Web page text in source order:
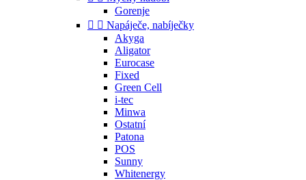
Gorenje
  Napáječe, nabíječky
Akyga
Aligator
Eurocase
Fixed
Green Cell
i-tec
Minwa
Ostatní
Patona
POS
Sunny
Whitenergy